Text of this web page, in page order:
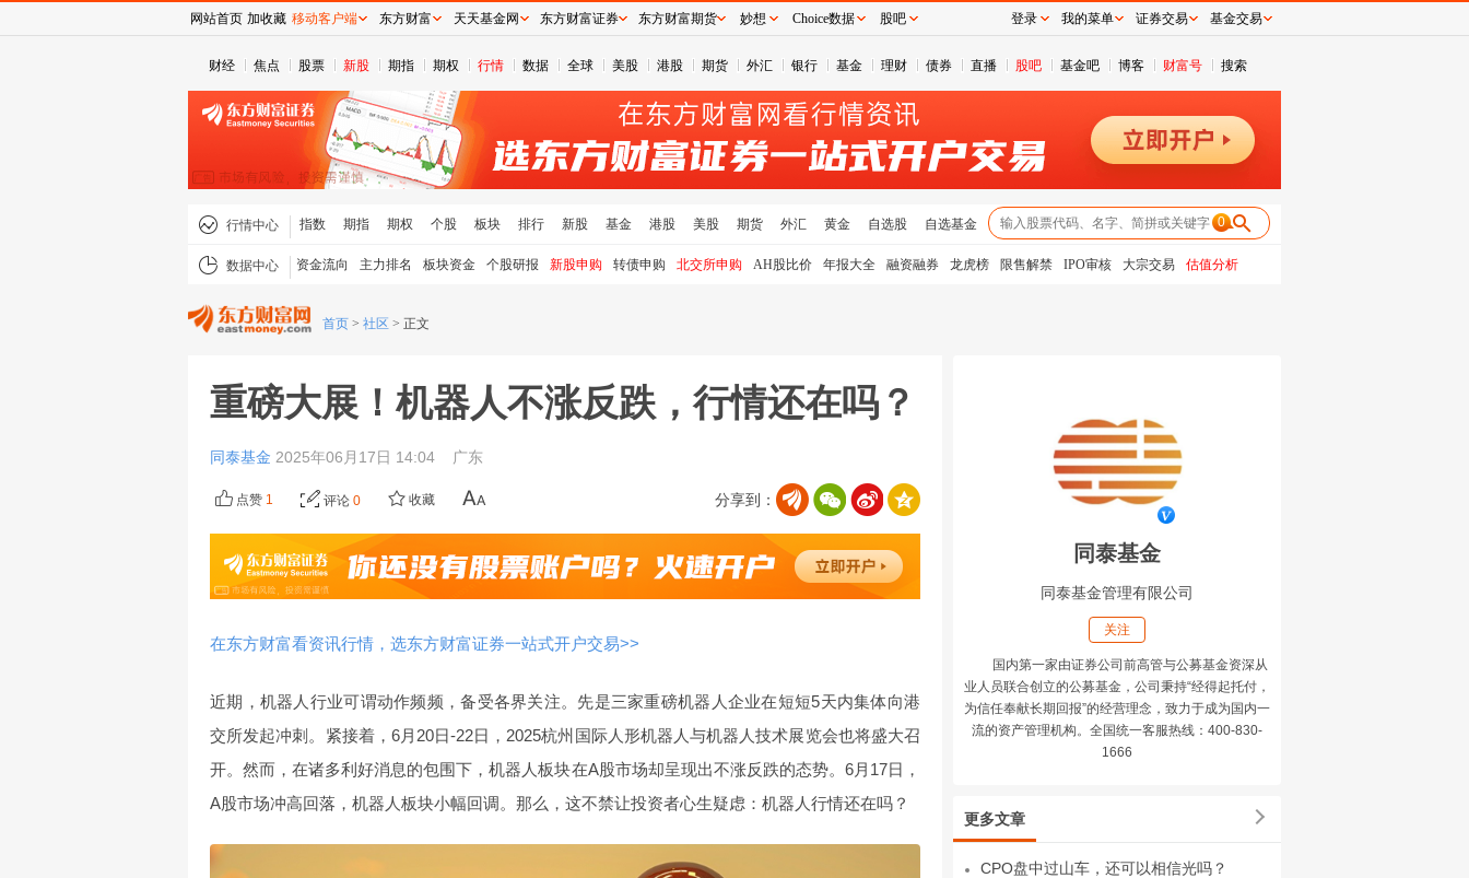
财经 焦点 股票 新股 期指 期权 行情 数据 全球 美股 港股 期货 外汇 银行 基金 理财 债券 直播 股吧 基金吧 博客 财富号 搜索
行情中心 指数 期指 期权 个股 板块 排行 新股 基金 港股 美股 期货 外汇 黄金 自选股 自选基金 0
数据中心 资金流向 主力排名 板块资金 个股研报 新股申购 转债申购 北交所申购 AH股比价 年报大全 融资融券 龙虎榜 限售解禁 IPO审核 大宗交易 估值分析
首页 > 社区 > 正文
重磅大展！机器人不涨反跌，行情还在吗？
同泰基金 2025年06月17日 14:04 广东
分享到：
点赞 1 评论 0 收藏
在东方财富看资讯行情，选东方财富证券一站式开户交易>>
近期，机器人行业可谓动作频频，备受各界关注。先是三家重磅机器人企业在短短5天内集体向港
交所发起冲刺。紧接着，6月20日-22日，2025杭州国际人形机器人与机器人技术展览会也将盛大召
开。然而，在诸多利好消息的包围下，机器人板块在A股市场却呈现出不涨反跌的态势。6月17日，
A股市场冲高回落，机器人板块小幅回调。那么，这不禁让投资者心生疑虑：机器人行情还在吗？
同泰基金
同泰基金管理有限公司
关注
国内第一家由证券公司前高管与公募基金资深从
业人员联合创立的公募基金，公司秉持“经得起托付，
为信任奉献长期回报”的经营理念，致力于成为国内一
流的资产管理机构。全国统一客服热线：400-830-
1666
更多文章
CPO盘中过山车，还可以相信光吗？
网站首页 加收藏 移动客户端 东方财富 天天基金网 东方财富证券 东方财富期货 妙想 Choice数据 股吧 登录 我的菜单 证券交易 基金交易